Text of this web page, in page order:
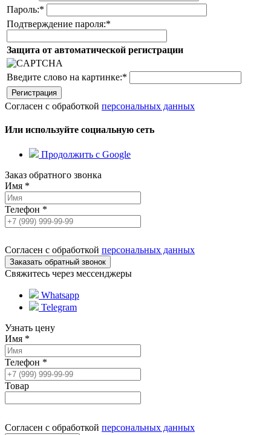
Пароль:*
Подтверждение пароля:*
Защита от автоматической регистрации
Введите слово на картинке:*
Согласен с обработкой персональных данных
Или используйте социальную сеть
Продолжить с Google
Заказ обратного звонка
Имя *
Телефон *
Согласен с обработкой персональных данных
Свяжитесь через мессенджеры
Whatsapp
Telegram
Узнать цену
Имя *
Телефон *
Товар
Согласен с обработкой персональных данных